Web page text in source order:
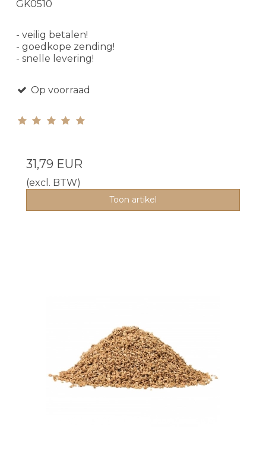
GK0510
- veilig betalen!
- goedkope zending!
- snelle levering!
Op voorraad
31,79 EUR
(excl. BTW)
Toon artikel